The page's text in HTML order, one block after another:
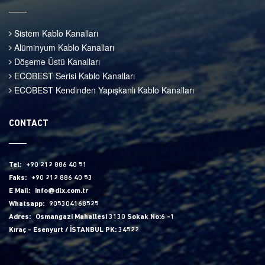
Sistem Kablo Kanalları
Alüminyum Kablo Kanalları
Döşeme Üstü Kanalları
ECOBEST Serisi Kablo Kanalları
ECOBEST Kendinden Yapışkanlı Kablo Kanalları
CONTACT
Tel:
+90 212 886 40 51
Faks:
+90 212 886 40 53
E Mail:
info@dlx.com.tr
Whatsapp:
905304168525
Adres:
Osmangazi Mahallesi 3130 Sokak No:6 -1
Kıraç - Esenyurt / İSTANBUL PK: 34522